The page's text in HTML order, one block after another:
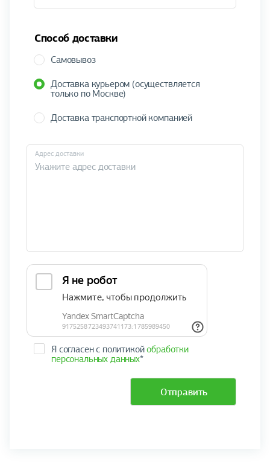
Способ доставки
Самовывоз
Доставка курьером (осуществляется
только по Москве)
Доставка транспортной компанией
Адрес доставки
Я согласен с политикойобработки
персональных данных*
Отправить